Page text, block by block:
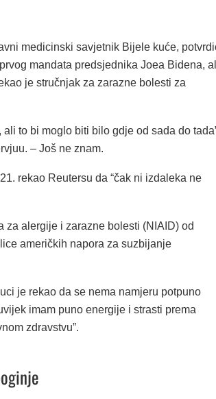
medicinski savjetnik Bijele kuće,
mandata predsjednika Joea Bidena,
je stručnjak za zarazne bolesti za
to bi moglo biti bilo gdje od sada do
– Još ne znam.
rekao Reutersu da “čak ni izdaleka ne
za alergije i zarazne bolesti (NIAID) od
američkih napora za suzbijanje
je rekao da se nema namjeru potpuno
imam puno energije i strasti prema
zdravstvu”.